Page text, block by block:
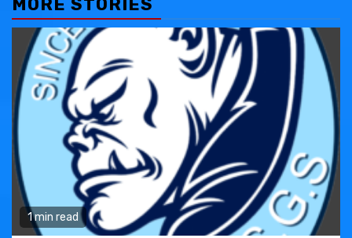
MORE STORIES
1 min read